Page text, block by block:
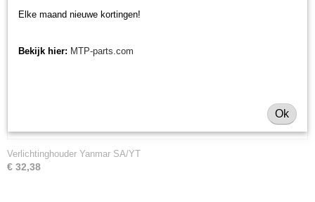
Verlichtinghouder Yanmar SA/YT
€ 32,38
Elke maand nieuwe kortingen!
Bekijk hier: MTP-parts.com
Ok